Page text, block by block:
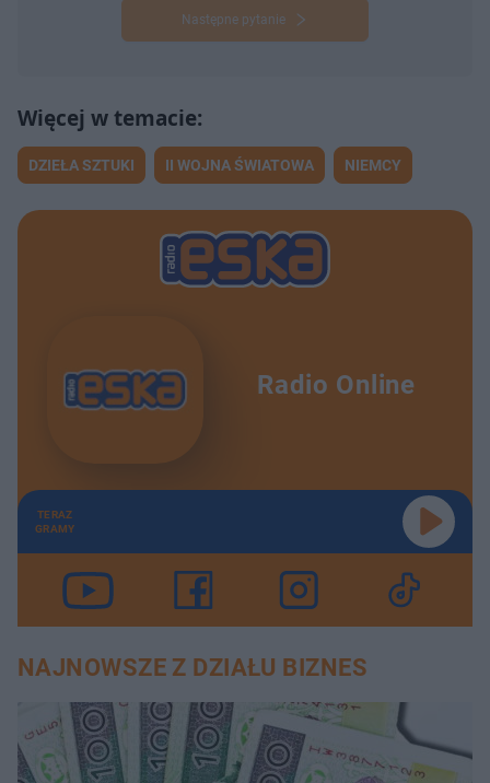
Następne pytanie
DZIEŁA SZTUKI II WOJNA ŚWIATOWA NIEMCY
Radio Online
TERAZ
GRAMY
NAJNOWSZE Z DZIAŁU BIZNES